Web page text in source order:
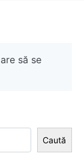
să se
Caută